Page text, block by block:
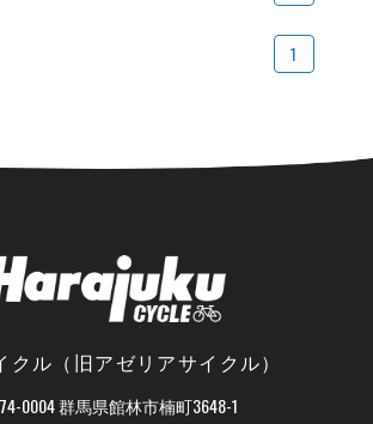
1
クル（旧アゼリアサイクル）
0004 群馬県館林市楠町3648-1